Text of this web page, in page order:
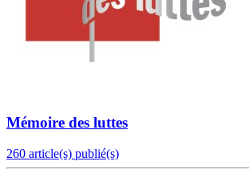
Mémoire des luttes
260 article(s) publié(s)